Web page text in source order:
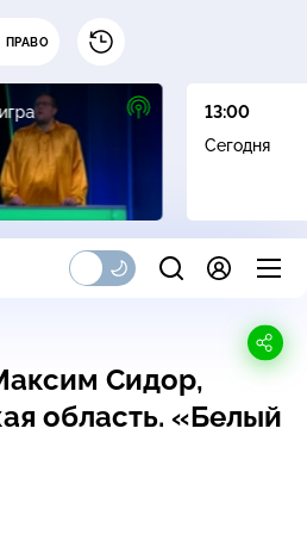
ПРАВО
0+
13:00
Сегодня
Сидор,
область. «Белый